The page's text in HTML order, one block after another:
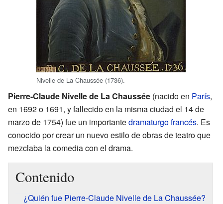
Nivelle de La Chaussée (1736).
Pierre-Claude Nivelle de La Chaussée (nacido en París,
en 1692 o 1691, y fallecido en la misma ciudad el 14 de
marzo de 1754) fue un importantedramaturgofrancés. Es
conocido por crear un nuevo estilo de obras de teatro que
mezclaba la comedia con el drama.
Contenido
¿Quién fue Pierre-Claude Nivelle de La Chaussée?